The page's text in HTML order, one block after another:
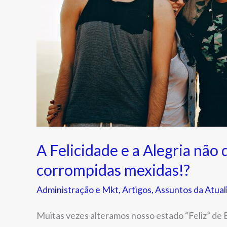
A Felicidade e a Alegria não
corrompidas mexidas!?
Administração e Mkt,Artigos,Assuntos da
Muitas vezes alteramos nosso estado “Feliz”
corrompidas
mexidas!?